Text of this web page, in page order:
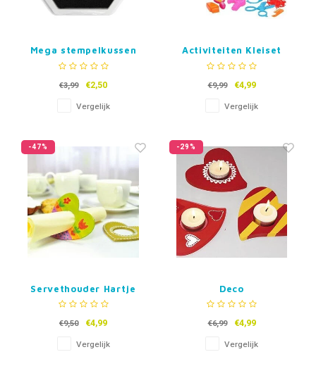
Mega stempelkussen
Zwart
€3,99 €2,50
Vergelijk
Activiteiten Kleiset
€9,99 €4,99
Vergelijk
-47%
Servethouder Hartje
€9,50 €4,99
Vergelijk
-29%
Deco
Waxinelichthouder
€6,99 €4,99
Vergelijk